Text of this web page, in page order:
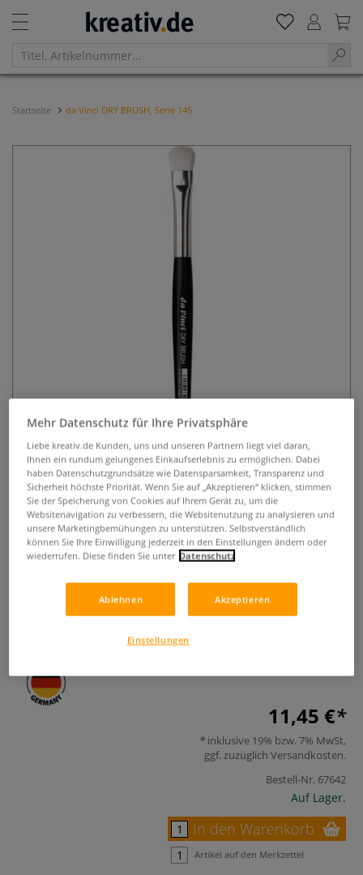
Startseite da Vinci DRY BRUSH, Serie 145
da Vinci DRY BRUSH, Serie 145
0 Bewertungen
die Darstellung von Effekten in der Miniaturmalerei. Weiße
Synthetikfasern und extra kurzer Esagonalstiel. Größe 10,
11,45 €
inklusive 19% bzw. 7% MwSt,
ggf. zuzüglich Versandkosten.
Bestell-Nr. 67642
Auf Lager.
In den Warenkorb
Artikel auf den Merkzettel
Mehr Datenschutz für Ihre Privatsphäre
Liebe kreativ.de Kunden, uns und unseren Partnern liegt viel daran,
Ihnen ein rundum gelungenes Einkaufserlebnis zu ermöglichen. Dabei
haben Datenschutzgrundsätze wie Datensparsamkeit, Transparenz und
Sicherheit höchste Priorität. Wenn Sie auf „Akzeptieren“ klicken, stimmen
Sie der Speicherung von Cookies auf Ihrem Gerät zu, um die
Websitenavigation zu verbessern, die Websitenutzung zu analysieren und
unsere Marketingbemühungen zu unterstützen. Selbstverständlich
können Sie Ihre Einwilligung jederzeit in den Einstellungen ändern oder
wiederrufen. Diese finden Sie unter Datenschutz
Ablehnen Akzeptieren
Einstellungen